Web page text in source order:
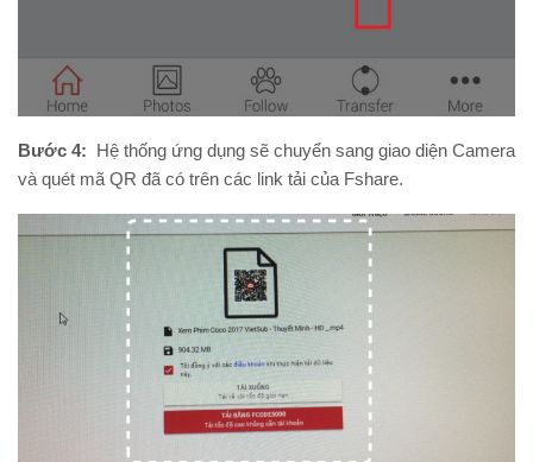
Bước 4: Hệ thống ứng dụng sẽ chuyển sang giao diện Camera
và quét mã QR đã có trên các link tải của Fshare.